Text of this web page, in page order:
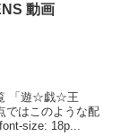
動画
「遊☆戯☆王
ではこのような配
size: 18p...